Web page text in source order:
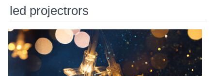
led projectrors